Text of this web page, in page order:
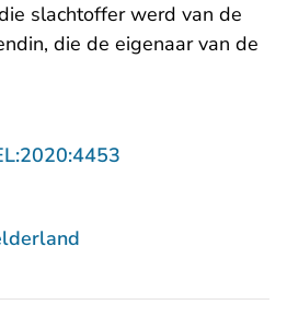
slachtoffer werd van de
die de eigenaar van de